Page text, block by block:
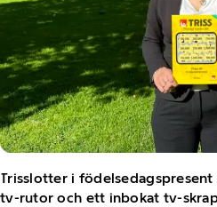
Trisslotter i födelsedagspresent
tv-rutor och ett inbokat tv-